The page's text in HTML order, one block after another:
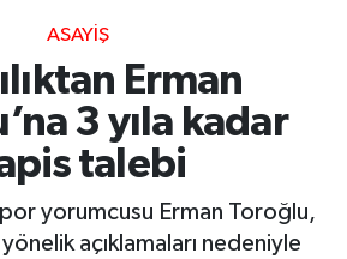
ASAYIŞ
Erman
3 yıla kadar
talebi
yorumcusu Erman Toroğlu,
açıklamaları nedeniyle